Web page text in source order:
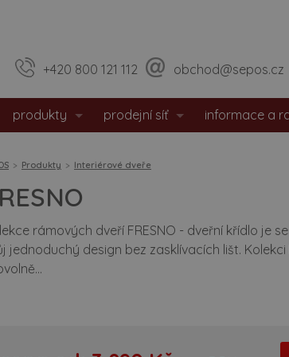
+420 800 121 112 obchod@sepos.cz
produkty
vchodové dveře
bezpečnostní dveře
protipožární dveře
prodejní síť informace a
praktické rady
montážní
Produkty Interiérové dveře
rámových dveří FRESNO - dveřní křídlo je
jednoduchý design bez zasklívacích lišt.